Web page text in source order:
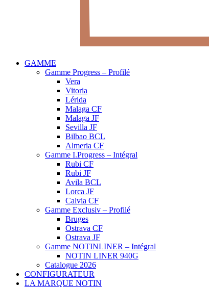
GAMME
Gamme Progress – Profilé
Vera
Vitoria
Lérida
Malaga CF
Malaga JF
Sevilla JF
Bilbao BCL
Almeria CF
Gamme I.Progress – Intégral
Rubi CF
Rubi JF
Avila BCL
Lorca JF
Calvia CF
Gamme Exclusiv – Profilé
Bruges
Ostrava CF
Ostrava JF
Gamme NOTINLINER – Intégral
NOTIN LINER 940G
Catalogue 2026
CONFIGURATEUR
LA MARQUE NOTIN